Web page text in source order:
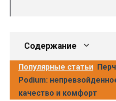
Содержание
Популярные статьи
Podium:
качество и комфорт